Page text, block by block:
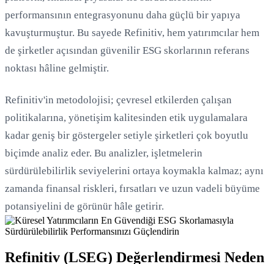
performansının entegrasyonunu daha güçlü bir yapıya
kavuşturmuştur. Bu sayede Refinitiv, hem yatırımcılar hem
de şirketler açısından güvenilir ESG skorlarının referans
noktası hâline gelmiştir.
Refinitiv'in metodolojisi; çevresel etkilerden çalışan
politikalarına, yönetişim kalitesinden etik uygulamalara
kadar geniş bir göstergeler setiyle şirketleri çok boyutlu
biçimde analiz eder. Bu analizler, işletmelerin
sürdürülebilirlik seviyelerini ortaya koymakla kalmaz; aynı
zamanda finansal riskleri, fırsatları ve uzun vadeli büyüme
potansiyelini de görünür hâle getirir.
Refinitiv (LSEG) Değerlendirmesi Neden